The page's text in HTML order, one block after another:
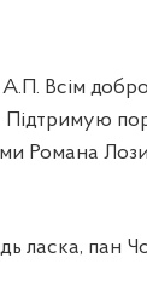
Всім
Підтримую
Романа
ласка, пан